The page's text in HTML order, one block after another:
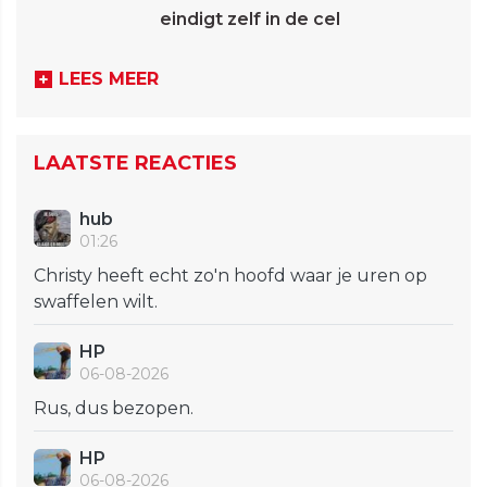
eindigt zelf in de cel
LEES MEER
LAATSTE REACTIES
hub
01:26
Christy heeft echt zo'n hoofd waar je uren op
swaffelen wilt.
HP
06-08-2026
Rus, dus bezopen.
HP
06-08-2026